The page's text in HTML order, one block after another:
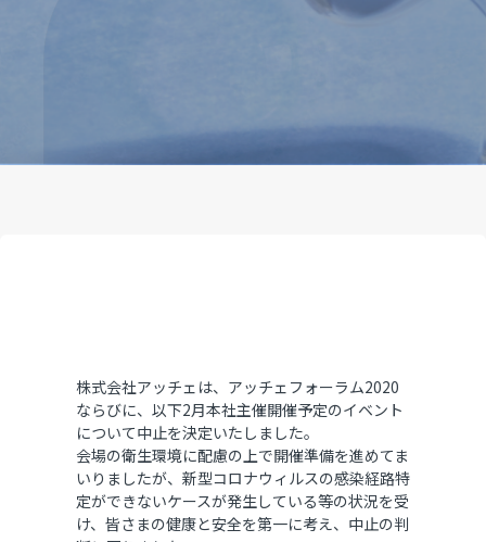
株式会社アッチェは、アッチェフォーラム2020
ならびに、以下2月本社主催開催予定のイベント
について中止を決定いたしました。
会場の衛生環境に配慮の上で開催準備を進めてま
いりましたが、新型コロナウィルスの感染経路特
定ができないケースが発生している等の状況を受
け、皆さまの健康と安全を第一に考え、中止の判